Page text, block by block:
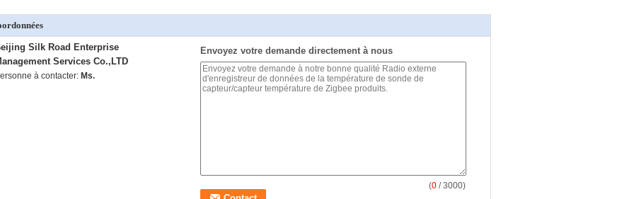
Silk Road Enterprise
Services Co.,LTD
à contacter: Ms.
Envoyez votre demande directement à nous
(0 / 3000)